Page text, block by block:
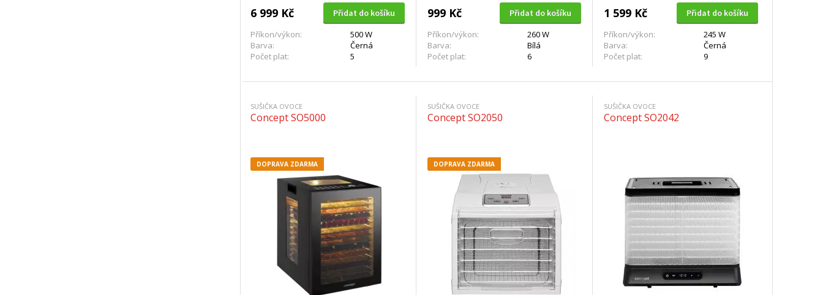
6 999 Kč
Přidat do košíku
Příkon/výkon:
500 W
Barva:
Černá
Počet plat:
5
999 Kč
Přidat do košíku
Příkon/výkon:
260 W
Barva:
Bílá
Počet plat:
6
1 599 Kč
Přidat do košíku
Příkon/výkon:
245 W
Barva:
Černá
Počet plat:
9
SUŠIČKA OVOCE
Concept SO5000
DOPRAVA ZDARMA
SUŠIČKA OVOCE
Concept SO2050
DOPRAVA ZDARMA
SUŠIČKA OVOCE
Concept SO2042